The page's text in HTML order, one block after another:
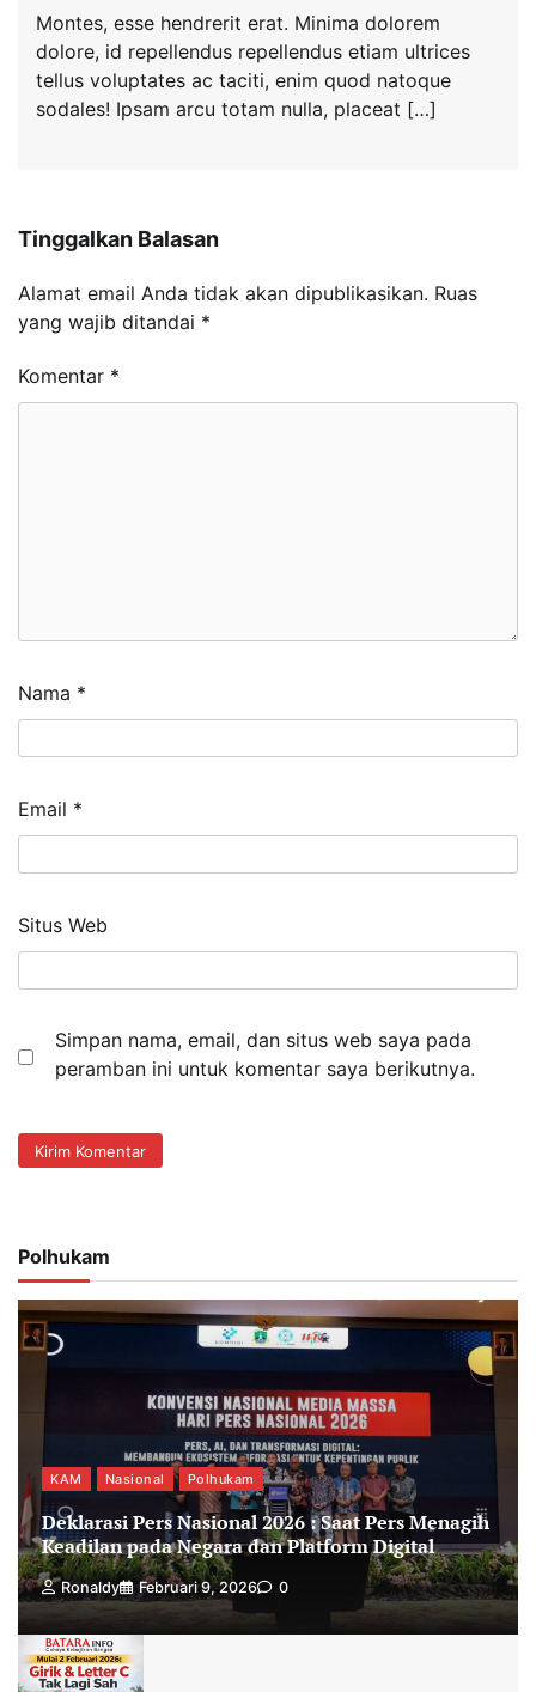
Montes, esse hendrerit erat. Minima dolorem
dolore, id repellendus repellendus etiam ultrices
tellus voluptates ac taciti, enim quod natoque
sodales! Ipsam arcu totam nulla, placeat […]
Tinggalkan Balasan
Alamat email Anda tidak akan dipublikasikan. Ruas
yang wajib ditandai *
Komentar *
Nama *
Email *
Situs Web
Simpan nama, email, dan situs web saya pada
peramban ini untuk komentar saya berikutnya.
Polhukam
KAM Nasional Polhukam
Deklarasi Pers Nasional 2026 : Saat Pers Menagih
Keadilan pada Negara dan Platform Digital
Ronaldy Februari 9, 2026 0